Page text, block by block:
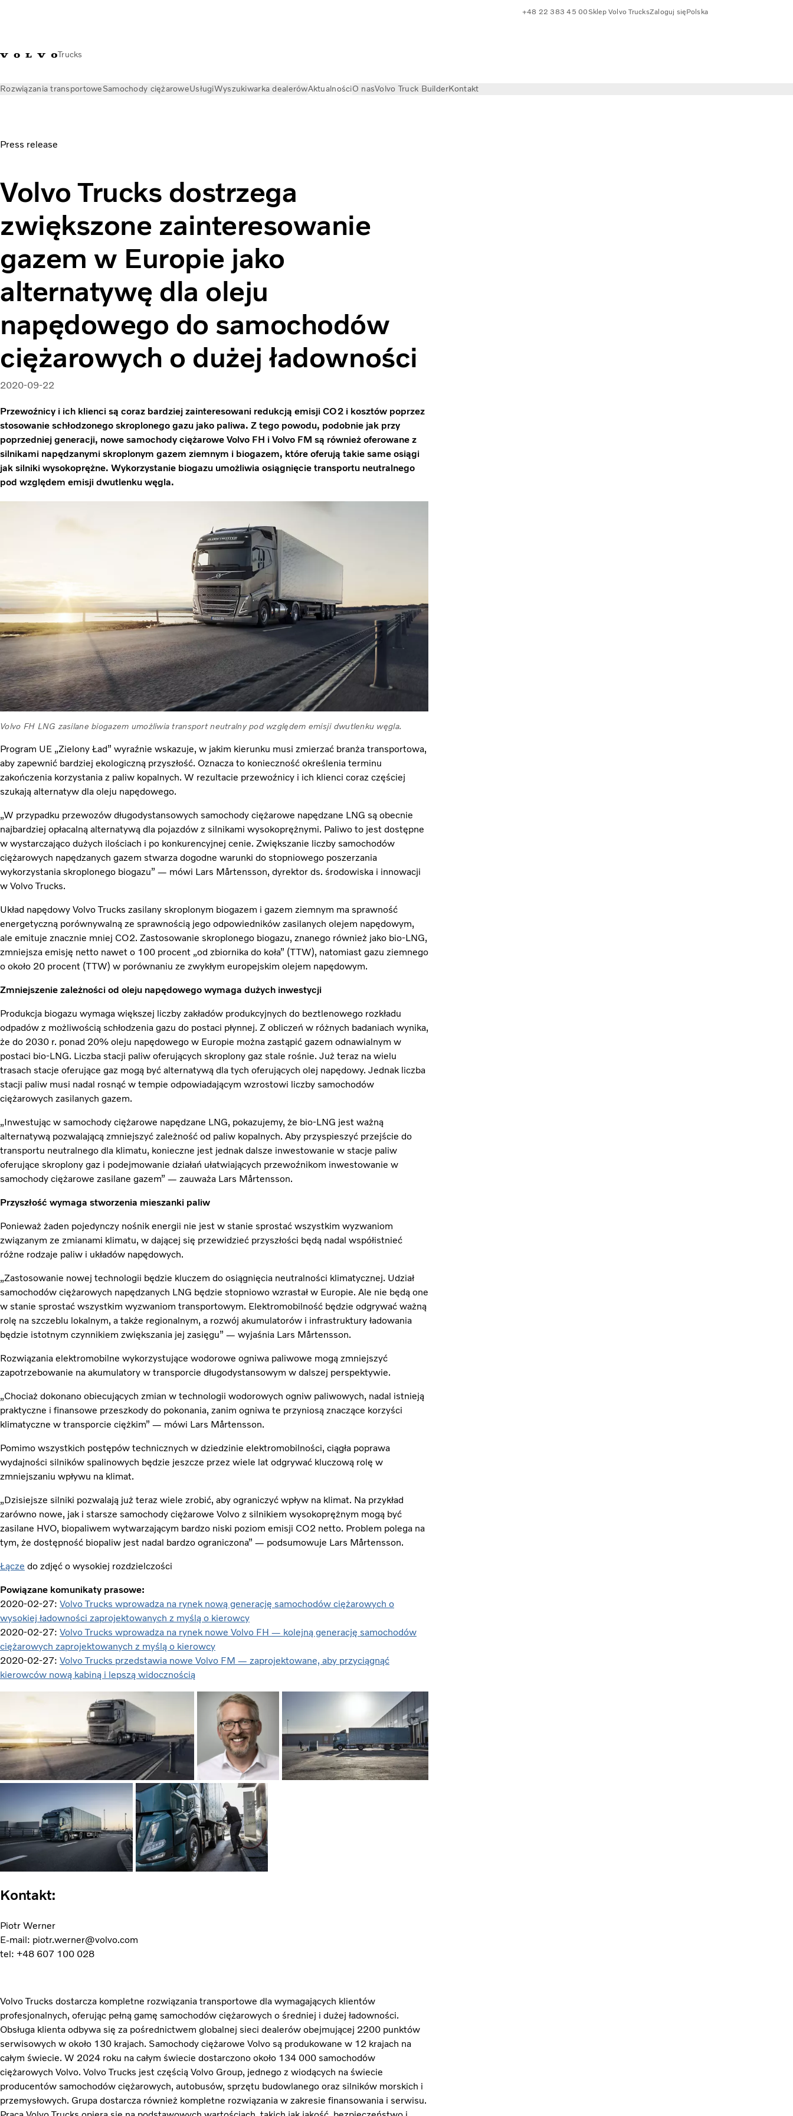
Trucks
+48 22 383 45 00 Sklep Volvo TrucksZaloguj sięPolska
Rozwiązania transportoweSamochody ciężaroweUsługiWyszukiwarka dealerówAktualnościO nasVolvo Truck BuilderKontakt
Press release
Volvo Trucks dostrzega
zwiększone zainteresowanie
gazem w Europie jako
alternatywę dla oleju
napędowego do samochodów
ciężarowych o dużej ładowności
2020-09-22
Przewoźnicy i ich klienci są coraz bardziej zainteresowani redukcją emisji CO2 i kosztów poprzez
stosowanie schłodzonego skroplonego gazu jako paliwa. Z tego powodu, podobnie jak przy
poprzedniej generacji, nowe samochody ciężarowe Volvo FH i Volvo FM są również oferowane z
silnikami napędzanymi skroplonym gazem ziemnym i biogazem, które oferują takie same osiągi
jak silniki wysokoprężne. Wykorzystanie biogazu umożliwia osiągnięcie transportu neutralnego
pod względem emisji dwutlenku węgla.
Volvo FH LNG zasilane biogazem umożliwia transport neutralny pod względem emisji dwutlenku węgla.
Program UE „Zielony Ład” wyraźnie wskazuje, w jakim kierunku musi zmierzać branża transportowa,
aby zapewnić bardziej ekologiczną przyszłość. Oznacza to konieczność określenia terminu
zakończenia korzystania z paliw kopalnych. W rezultacie przewoźnicy i ich klienci coraz częściej
szukają alternatyw dla oleju napędowego.
„W przypadku przewozów długodystansowych samochody ciężarowe napędzane LNG są obecnie
najbardziej opłacalną alternatywą dla pojazdów z silnikami wysokoprężnymi. Paliwo to jest dostępne
w wystarczająco dużych ilościach i po konkurencyjnej cenie. Zwiększanie liczby samochodów
ciężarowych napędzanych gazem stwarza dogodne warunki do stopniowego poszerzania
wykorzystania skroplonego biogazu” — mówi Lars Mårtensson, dyrektor ds. środowiska i innowacji
w Volvo Trucks.
Układ napędowy Volvo Trucks zasilany skroplonym biogazem i gazem ziemnym ma sprawność
energetyczną porównywalną ze sprawnością jego odpowiedników zasilanych olejem napędowym,
ale emituje znacznie mniej CO2. Zastosowanie skroplonego biogazu, znanego również jako bio-LNG,
zmniejsza emisję netto nawet o 100 procent „od zbiornika do koła” (TTW), natomiast gazu ziemnego
o około 20 procent (TTW) w porównaniu ze zwykłym europejskim olejem napędowym.
Zmniejszenie zależności od oleju napędowego wymaga dużych inwestycji
Produkcja biogazu wymaga większej liczby zakładów produkcyjnych do beztlenowego rozkładu
odpadów z możliwością schłodzenia gazu do postaci płynnej. Z obliczeń w różnych badaniach wynika,
że do 2030 r. ponad 20% oleju napędowego w Europie można zastąpić gazem odnawialnym w
postaci bio-LNG. Liczba stacji paliw oferujących skroplony gaz stale rośnie. Już teraz na wielu
trasach stacje oferujące gaz mogą być alternatywą dla tych oferujących olej napędowy. Jednak liczba
stacji paliw musi nadal rosnąć w tempie odpowiadającym wzrostowi liczby samochodów
ciężarowych zasilanych gazem.
„Inwestując w samochody ciężarowe napędzane LNG, pokazujemy, że bio-LNG jest ważną
alternatywą pozwalającą zmniejszyć zależność od paliw kopalnych. Aby przyspieszyć przejście do
transportu neutralnego dla klimatu, konieczne jest jednak dalsze inwestowanie w stacje paliw
oferujące skroplony gaz i podejmowanie działań ułatwiających przewoźnikom inwestowanie w
samochody ciężarowe zasilane gazem” — zauważa Lars Mårtensson.
Przyszłość wymaga stworzenia mieszanki paliw
Ponieważ żaden pojedynczy nośnik energii nie jest w stanie sprostać wszystkim wyzwaniom
związanym ze zmianami klimatu, w dającej się przewidzieć przyszłości będą nadal współistnieć
różne rodzaje paliw i układów napędowych.
„Zastosowanie nowej technologii będzie kluczem do osiągnięcia neutralności klimatycznej. Udział
samochodów ciężarowych napędzanych LNG będzie stopniowo wzrastał w Europie. Ale nie będą one
w stanie sprostać wszystkim wyzwaniom transportowym. Elektromobilność będzie odgrywać ważną
rolę na szczeblu lokalnym, a także regionalnym, a rozwój akumulatorów i infrastruktury ładowania
będzie istotnym czynnikiem zwiększania jej zasięgu” — wyjaśnia Lars Mårtensson.
Rozwiązania elektromobilne wykorzystujące wodorowe ogniwa paliwowe mogą zmniejszyć
zapotrzebowanie na akumulatory w transporcie długodystansowym w dalszej perspektywie.
„Chociaż dokonano obiecujących zmian w technologii wodorowych ogniw paliwowych, nadal istnieją
praktyczne i finansowe przeszkody do pokonania, zanim ogniwa te przyniosą znaczące korzyści
klimatyczne w transporcie ciężkim” — mówi Lars Mårtensson.
Pomimo wszystkich postępów technicznych w dziedzinie elektromobilności, ciągła poprawa
wydajności silników spalinowych będzie jeszcze przez wiele lat odgrywać kluczową rolę w
zmniejszaniu wpływu na klimat.
„Dzisiejsze silniki pozwalają już teraz wiele zrobić, aby ograniczyć wpływ na klimat. Na przykład
zarówno nowe, jak i starsze samochody ciężarowe Volvo z silnikiem wysokoprężnym mogą być
zasilane HVO, biopaliwem wytwarzającym bardzo niski poziom emisji CO2 netto. Problem polega na
tym, że dostępność biopaliw jest nadal bardzo ograniczona” — podsumowuje Lars Mårtensson.
Łącze do zdjęć o wysokiej rozdzielczości
Powiązane komunikaty prasowe:
2020-02-27: Volvo Trucks wprowadza na rynek nową generację samochodów ciężarowych o
wysokiej ładowności zaprojektowanych z myślą o kierowcy
2020-02-27: Volvo Trucks wprowadza na rynek nowe Volvo FH — kolejną generację samochodów
ciężarowych zaprojektowanych z myślą o kierowcy
2020-02-27: Volvo Trucks przedstawia nowe Volvo FM — zaprojektowane, aby przyciągnąć
kierowców nową kabiną i lepszą widocznością
Kontakt:
Piotr Werner
E-mail: piotr.werner@volvo.com
tel: +48 607 100 028
Volvo Trucks dostarcza kompletne rozwiązania transportowe dla wymagających klientów
profesjonalnych, oferując pełną gamę samochodów ciężarowych o średniej i dużej ładowności.
Obsługa klienta odbywa się za pośrednictwem globalnej sieci dealerów obejmującej 2200 punktów
serwisowych w około 130 krajach. Samochody ciężarowe Volvo są produkowane w 12 krajach na
całym świecie. W 2024 roku na całym świecie dostarczono około 134 000 samochodów
ciężarowych Volvo. Volvo Trucks jest częścią Volvo Group, jednego z wiodących na świecie
producentów samochodów ciężarowych, autobusów, sprzętu budowlanego oraz silników morskich i
przemysłowych. Grupa dostarcza również kompletne rozwiązania w zakresie finansowania i serwisu.